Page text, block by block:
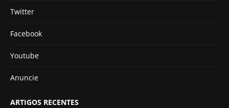
Twitter
Facebook
Youtube
Anuncie
ARTIGOS RECENTES